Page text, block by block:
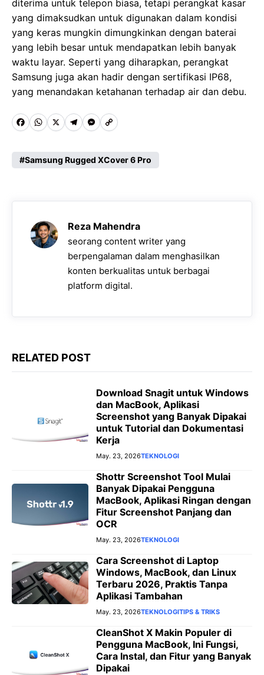
diterima untuk telepon biasa, tetapi perangkat kasar
yang dimaksudkan untuk digunakan dalam kondisi
yang keras mungkin dimungkinkan dengan baterai
yang lebih besar untuk mendapatkan lebih banyak
waktu layar. Seperti yang diharapkan, perangkat
Samsung juga akan hadir dengan sertifikasi IP68,
yang menandakan ketahanan terhadap air dan debu.
F
c
b
W
a
s
A
p
X T
l
g
r
a
m
M
s
e
n
g
e
r
C
p
L
i
n
k
Samsung Rugged XCover 6 Pro
Reza Mahendra
seorang content writer yang
berpengalaman dalam menghasilkan
konten berkualitas untuk berbagai
platform digital.
RELATED POST
Download Snagit untuk Windows
dan MacBook, Aplikasi
Screenshot yang Banyak Dipakai
untuk Tutorial dan Dokumentasi
Kerja
May. 23, 2026TEKNOLOGI
Shottr Screenshot Tool Mulai
Banyak Dipakai Pengguna
MacBook, Aplikasi Ringan dengan
Fitur Screenshot Panjang dan
OCR
May. 23, 2026TEKNOLOGI
Cara Screenshot di Laptop
Windows, MacBook, dan Linux
Terbaru 2026, Praktis Tanpa
Aplikasi Tambahan
May. 23, 2026TEKNOLOGITIPS & TRIKS
CleanShot X Makin Populer di
Pengguna MacBook, Ini Fungsi,
Cara Instal, dan Fitur yang Banyak
Dipakai